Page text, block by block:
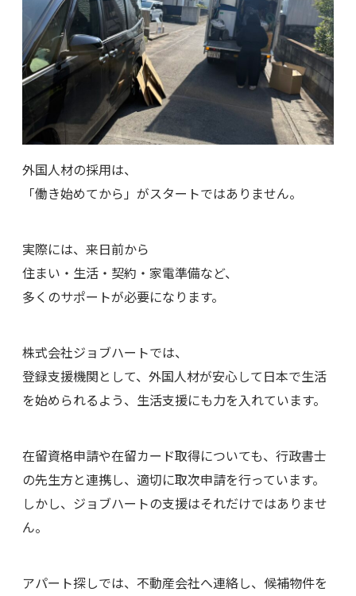
外国人材の採用は、
「働き始めてから」がスタートではありません。
実際には、来日前から
住まい・生活・契約・家電準備など、
多くのサポートが必要になります。
株式会社ジョブハートでは、
登録支援機関として、外国人材が安心して日本で生活
を始められるよう、生活支援にも力を入れています。
在留資格申請や在留カード取得についても、行政書士
の先生方と連携し、適切に取次申請を行っています。
しかし、ジョブハートの支援はそれだけではありませ
ん。
アパート探しでは、不動産会社へ連絡し、候補物件を